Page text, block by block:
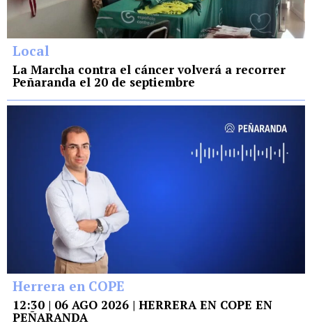
Local
La Marcha contra el cáncer volverá a recorrer
Peñaranda el 20 de septiembre
Herrera en COPE
12:30 | 06 AGO 2026 | HERRERA EN COPE EN
PEÑARANDA